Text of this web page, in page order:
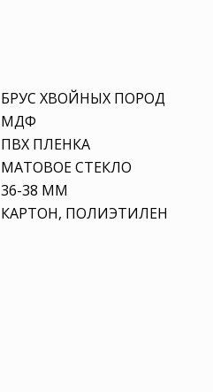
БРУС ХВОЙНЫХ ПОРОД
МДФ
ПВХ ПЛЕНКА
МАТОВОЕ СТЕКЛО
36-38 ММ
КАРТОН, ПОЛИЭТИЛЕН